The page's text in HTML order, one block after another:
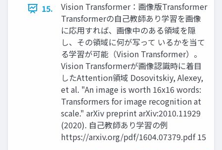
15.
Vision Transformer：画像版Transformer
Transformerの自己教師あり学習を画像
に応用すれば、画像中のある領域を隠
し、その領域に何が写って いるかを当て
る学習が可能（Vision Transformer）。
Vision Transformerが画像認識時に着目
したAttention領域 Dosovitskiy, Alexey,
et al. "An image is worth 16x16 words:
Transformers for image recognition at
scale." arXiv preprint arXiv:2010.11929
(2020). 自己教師あり学習の例
https://arxiv.org/pdf/1604.07379.pdf 15